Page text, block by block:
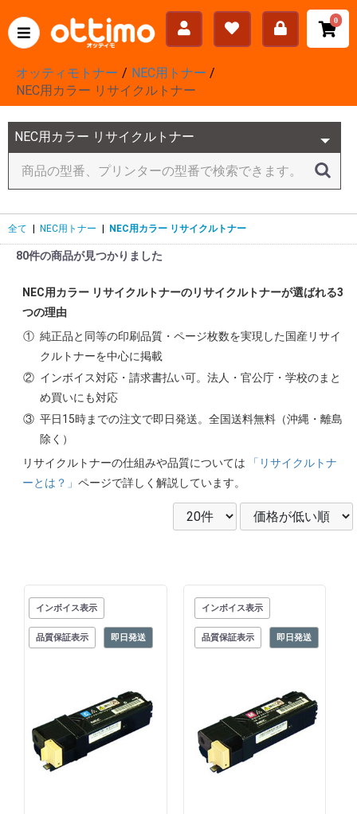
0
オッティモトナー
NEC用トナー
NEC用カラー リサイクルトナー
全て | NEC用トナー | NEC用カラー リサイクルトナー
80件の商品が見つかりました
NEC用カラー リサイクルトナーのリサイクルトナーが選ばれる3
つの理由
① 純正品と同等の印刷品質・ページ枚数を実現した国産リサイ
クルトナーを中心に掲載
② インボイス対応・請求書払い可。法人・官公庁・学校のまと
め買いにも対応
③ 平日15時までの注文で即日発送。全国送料無料（沖縄・離島
除く）
リサイクルトナーの仕組みや品質については
「リサイクルトナ
ーとは？」 ページで詳しく解説しています。
インボイス表示
品質保証表示 即日発送
インボイス表示
品質保証表示 即日発送